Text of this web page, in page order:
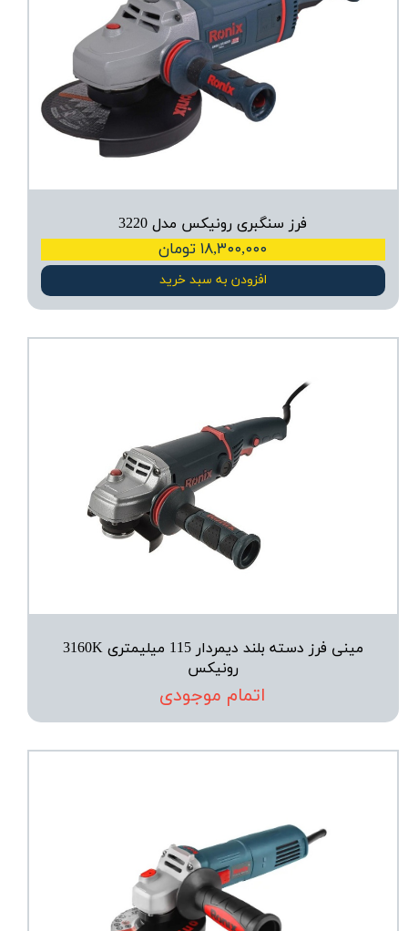
فرز سنگبری رونیکس مدل 3220
۱۸,۳۰۰,۰۰۰ تومان
افزودن به سبد خرید
مینی فرز دسته بلند دیمردار 115 میلیمتری 3160K
رونیکس
اتمام موجودی